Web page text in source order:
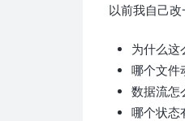
以前我自己改
为什么这
哪个文件
数据流怎
哪个状态